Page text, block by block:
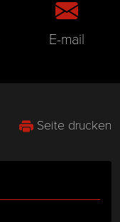
E-mail
Seite drucken